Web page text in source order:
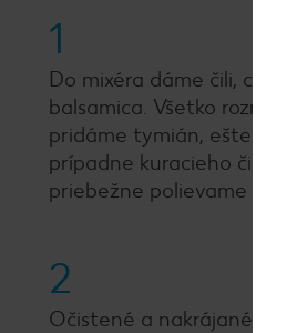
1
Do mixéra dáme čili,
balsamica. Všetko
pridáme tymián, ešte
prípadne kuracieho či
priebežne polievame
2
Očistené a nakrájané